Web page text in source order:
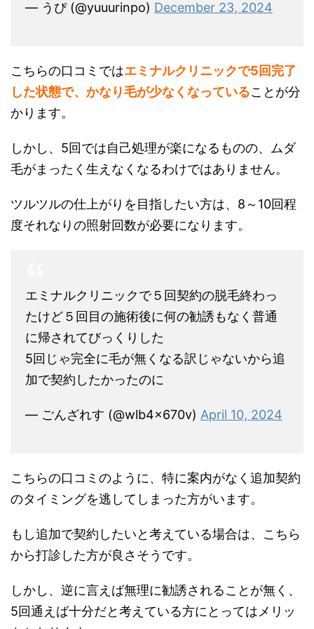
— うぴ (@yuuurinpo) December 23, 2024
こちらの口コミではエミナルクリニックで5回完了
した状態で、かなり毛が少なくなっていることが分
かります。
しかし、5回では自己処理が楽になるものの、ムダ
毛がまったく生えなくなるわけではありません。
ツルツルの仕上がりを目指したい方は、8～10回程
度それなりの照射回数が必要になります。
エミナルクリニックで５回契約の脱毛終わっ
たけど５回目の施術後に何の勧誘もなく普通
に帰されてびっくりした
5回じゃ完全に毛が無くなる訳じゃないから追
加で契約したかったのに
— ごんざれす (@wlb4x670v) April 10, 2024
こちらの口コミのように、特に案内がなく追加契約
のタイミングを逃してしまった方がいます。
もし追加で契約したいと考えている場合は、こちら
から打診した方が良さそうです。
しかし、逆に言えば無理に勧誘されることが無く、
5回通えば十分だと考えている方にとってはメリッ